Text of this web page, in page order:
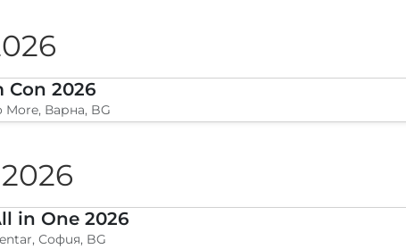
Con 2026
More, Варна, BG
in One 2026
София, BG